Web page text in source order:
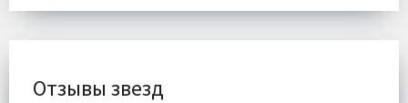
Отзывы звезд